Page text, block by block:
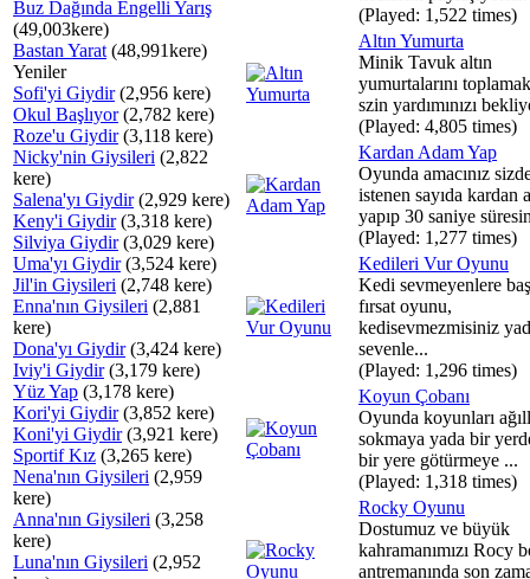
Buz Dağında Engelli Yarış
(49,003kere)
Bastan Yarat (48,991kere)
Yeniler
Sofi'yi Giydir(2,956 kere)
Okul Başlıyor(2,782 kere)
Roze'u Giydir(3,118 kere)
Nicky'nin Giysileri (2,822
kere)
Salena'yı Giydir(2,929 kere)
Keny'i Giydir(3,318 kere)
Silviya Giydir(3,029 kere)
Uma'yı Giydir(3,524 kere)
Jil'in Giysileri (2,748 kere)
Enna'nın Giysileri (2,881
kere)
Dona'yı Giydir(3,424 kere)
Iviy'i Giydir(3,179 kere)
Yüz Yap (3,178 kere)
Kori'yi Giydir(3,852 kere)
Koni'yi Giydir(3,921 kere)
Sportif Kız (3,265 kere)
Nena'nın Giysileri (2,959
kere)
Anna'nın Giysileri (3,258
kere)
Luna'nın Giysileri (2,952
(Played: 1,522 times)
Altın Yumurta
Minik Tavuk altın
yumurtalarını
szin yardımınızı
(Played: 4,805 times)
Kardan Adam Yap
Oyunda amacınız
istenen sayıda kardan
yapıp 30 saniye
(Played: 1,277 times)
Kedileri Vur Oyunu
Kedi sevmeyenlere
fırsat oyunu,
kedisevmezmisiniz
sevenle...
(Played: 1,296 times)
Koyun Çobanı
Oyunda koyunları
sokmaya yada bir
bir yere götürmeye ...
(Played: 1,318 times)
Rocky Oyunu
Dostumuz ve büyük
kahramanımızı Rocy
antremanında son